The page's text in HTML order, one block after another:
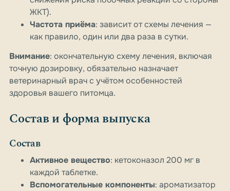
ЖКТ).
Частота приёма: зависит от схемы лечения —
как правило, один или два раза в сутки.
Внимание: окончательную схему лечения, включая
точную дозировку, обязательно назначает
ветеринарный врач с учётом особенностей
здоровья вашего питомца.
Состав и форма выпуска
Состав
Активное вещество: кетоконазол 200 мг в
каждой таблетке.
Вспомогательные компоненты: ароматизатор